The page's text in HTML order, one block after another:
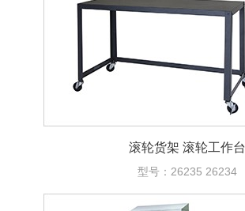
滚轮货架 滚轮工作台
型号：26235 26234